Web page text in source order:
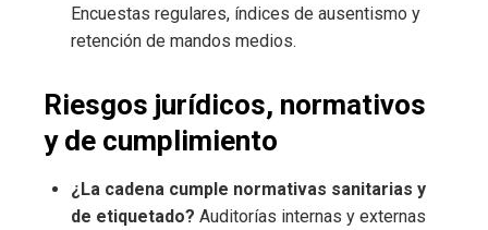
Encuestas regulares, índices de ausentismo y
retención de mandos medios.
Riesgos jurídicos, normativos
y de cumplimiento
¿La cadena cumple normativas sanitarias y
de etiquetado? Auditorías internas y externas